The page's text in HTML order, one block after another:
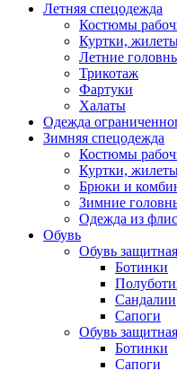
Летняя спецодежда
Костюмы
Куртки,
Летние
Трикотаж
Фартуки
Халаты
Одежда
Зимняя спецодежда
Костюмы
Куртки,
Брюки и
Зимние
Одежда из
Обувь
Обувь
Ботинки
Сандалии
Сапоги
Обувь
Ботинки
Сапоги